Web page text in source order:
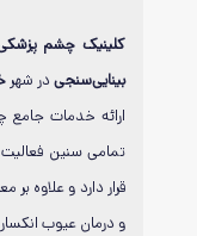
کلینیک چشم
بینایی‌سنجیدر شهر
ارائه خدمات جامع
تمامی سنین
قرار دارد و علاوه
و درمان عیوب